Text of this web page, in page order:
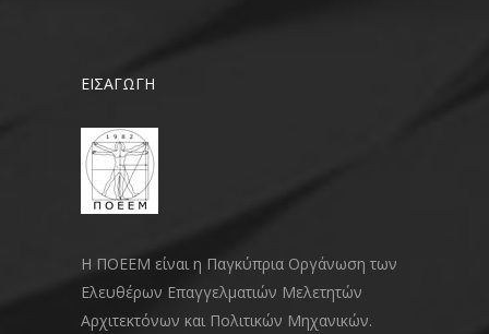
ΕΙΣΑΓΩΓΗ
Η ΠΟΕΕΜ είναι η Παγκύπρια Οργάνωση των
Ελευθέρων Επαγγελματιών Μελετητών
Αρχιτεκτόνων και Πολιτικών Μηχανικών.